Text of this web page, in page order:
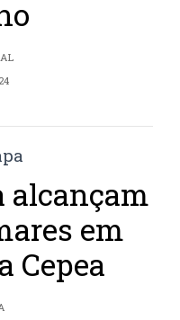
alcançam
em
Cepea